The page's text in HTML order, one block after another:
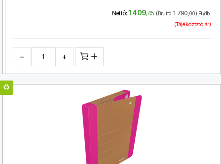
Nettó: 1 409,45 (Bruttó:1 790,00) Ft/db.
(Tájékoztató ár)
− +